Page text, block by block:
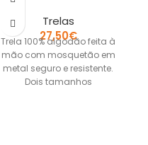
Trelas
27,50€
Trela 100% algodão feita à
mão com mosquetão em
metal seguro e resistente.
Dois tamanhos